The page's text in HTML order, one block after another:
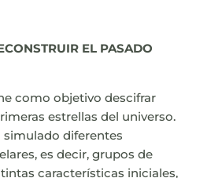
EL PASADO
como objetivo descifrar
estrellas del universo.
simulado diferentes
es decir, grupos de
características iniciales,